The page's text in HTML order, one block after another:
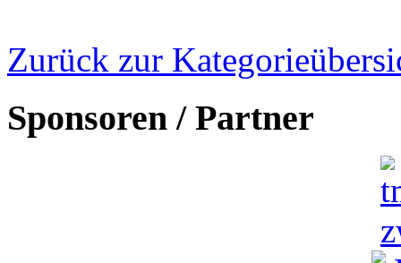
Zurück zur
Sponsoren / Partner